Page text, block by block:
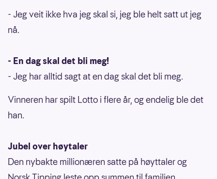
- Jeg veit ikke hva jeg skal si, jeg ble helt satt ut jeg
nå.
- En dag skal det bli meg!
- Jeg har alltid sagt at en dag skal det bli meg.
Vinneren har spilt Lotto i flere år, og endelig ble det
han.
Jubel over høytaler
Den nybakte millionæren satte på høyttaler og